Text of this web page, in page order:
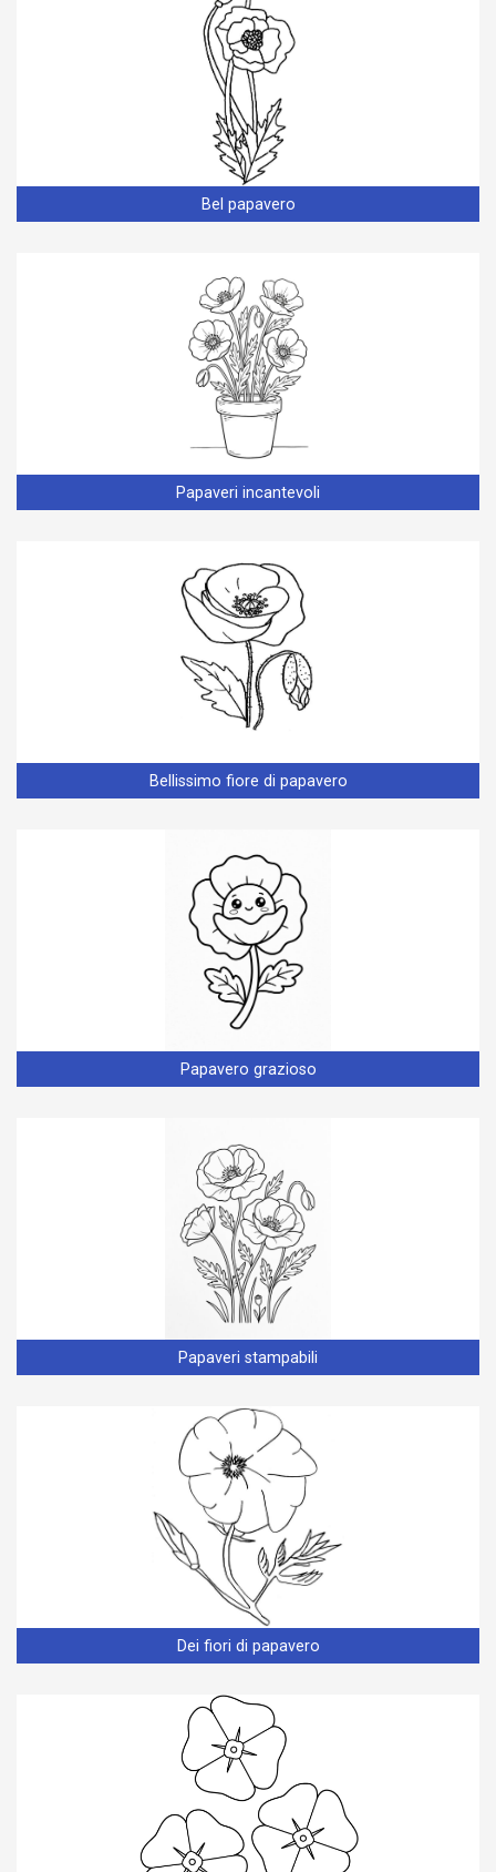
Bel papavero
Papaveri incantevoli
Bellissimo fiore di papavero
Papavero grazioso
Papaveri stampabili
Dei fiori di papavero